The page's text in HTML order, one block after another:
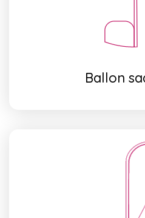
Ballon